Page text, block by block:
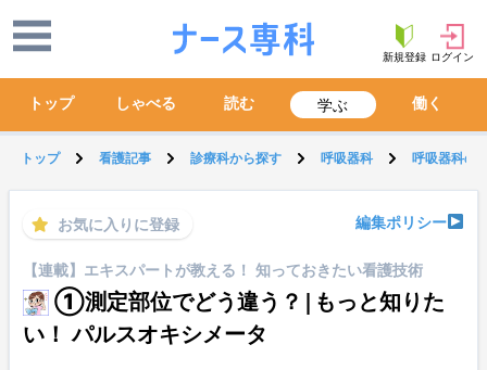
新規登録 ログイン
トップ しゃべる 読む 学ぶ 働く
トップ 看護記事 診療科から探す 呼吸器科 呼吸器科の
お気に入りに登録 編集ポリシー
【連載】エキスパートが教える！ 知っておきたい看護技術
①測定部位でどう違う？|もっと知りた
い！ パルスオキシメータ